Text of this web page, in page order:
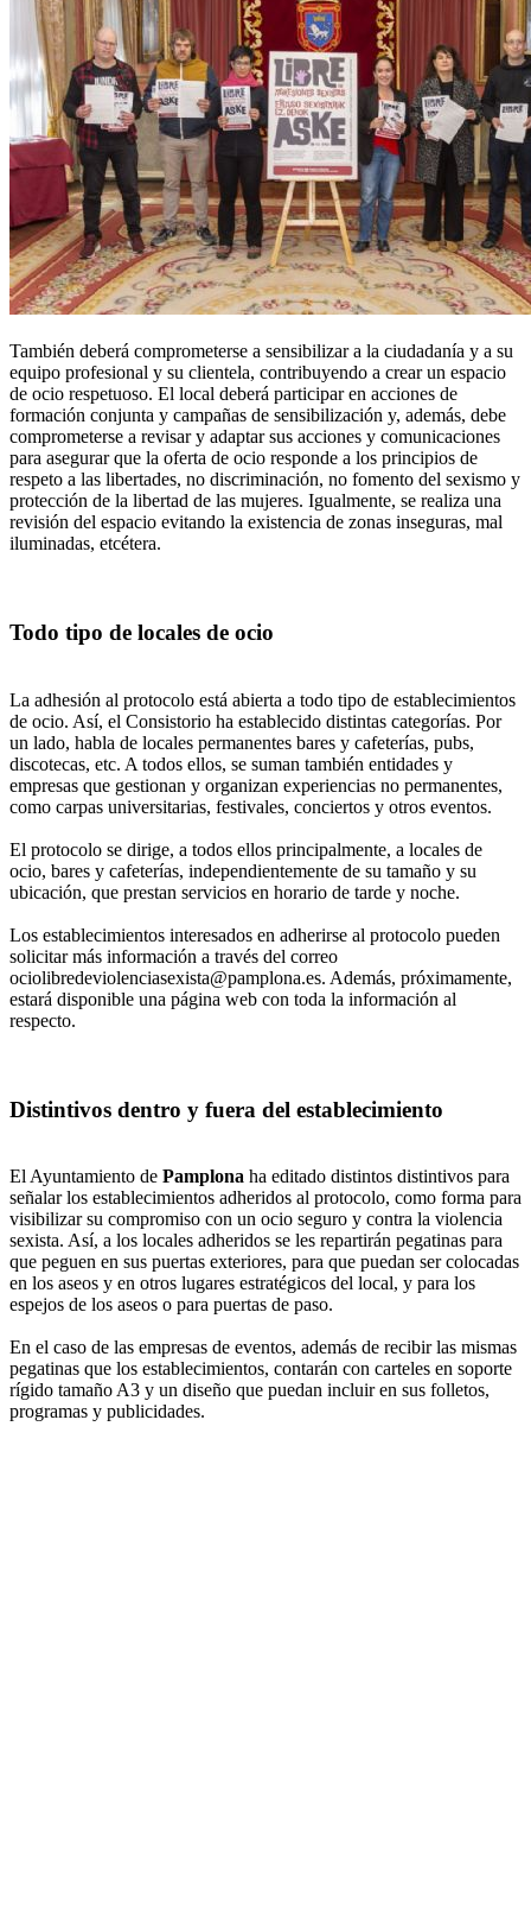
También deberá comprometerse a sensibilizar a la ciudadanía y a su
equipo profesional y su clientela, contribuyendo a crear un espacio
de ocio respetuoso. El local deberá participar en acciones de
formación conjunta y campañas de sensibilización y, además, debe
comprometerse a revisar y adaptar sus acciones y comunicaciones
para asegurar que la oferta de ocio responde a los principios de
respeto a las libertades, no discriminación, no fomento del sexismo y
protección de la libertad de las mujeres. Igualmente, se realiza una
revisión del espacio evitando la existencia de zonas inseguras, mal
iluminadas, etcétera.
Todo tipo de locales de ocio
La adhesión al protocolo está abierta a todo tipo de establecimientos
de ocio. Así, el Consistorio ha establecido distintas categorías. Por
un lado, habla de locales permanentes bares y cafeterías, pubs,
discotecas, etc. A todos ellos, se suman también entidades y
empresas que gestionan y organizan experiencias no permanentes,
como carpas universitarias, festivales, conciertos y otros eventos.
El protocolo se dirige, a todos ellos principalmente, a locales de
ocio, bares y cafeterías, independientemente de su tamaño y su
ubicación, que prestan servicios en horario de tarde y noche.
Los establecimientos interesados en adherirse al protocolo pueden
solicitar más información a través del correo
ociolibredeviolenciasexista@pamplona.es. Además, próximamente,
estará disponible una página web con toda la información al
respecto.
Distintivos dentro y fuera del establecimiento
El Ayuntamiento de Pamplona ha editado distintos distintivos para
señalar los establecimientos adheridos al protocolo, como forma para
visibilizar su compromiso con un ocio seguro y contra la violencia
sexista. Así, a los locales adheridos se les repartirán pegatinas para
que peguen en sus puertas exteriores, para que puedan ser colocadas
en los aseos y en otros lugares estratégicos del local, y para los
espejos de los aseos o para puertas de paso.
En el caso de las empresas de eventos, además de recibir las mismas
pegatinas que los establecimientos, contarán con carteles en soporte
rígido tamaño A3 y un diseño que puedan incluir en sus folletos,
programas y publicidades.